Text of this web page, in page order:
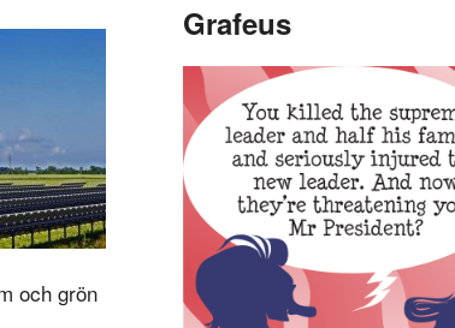
och grön
Grafeus